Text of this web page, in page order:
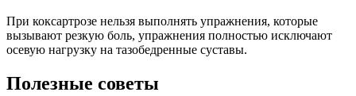
При коксартрозе нельзя выполнять упражнения, которые
вызывают резкую боль, упражнения полностью исключают
осевую нагрузку на тазобедренные суставы.
Полезные советы